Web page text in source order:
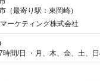
（最寄り駅：東岡崎）
ーケティング株式会社
時間/日 ・月、木、金、土、
／夏季、年末年始等、長期
ぼナシ（0～5h/月）